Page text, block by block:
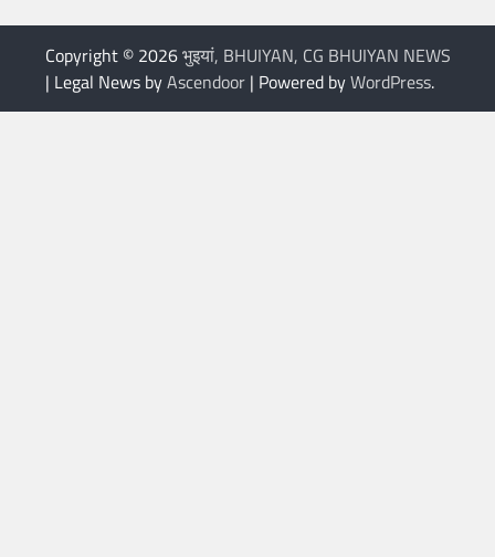
Copyright © 2026भुइयां, BHUIYAN, CG BHUIYAN NEWS
| Legal News byAscendoor| Powered byWordPress.